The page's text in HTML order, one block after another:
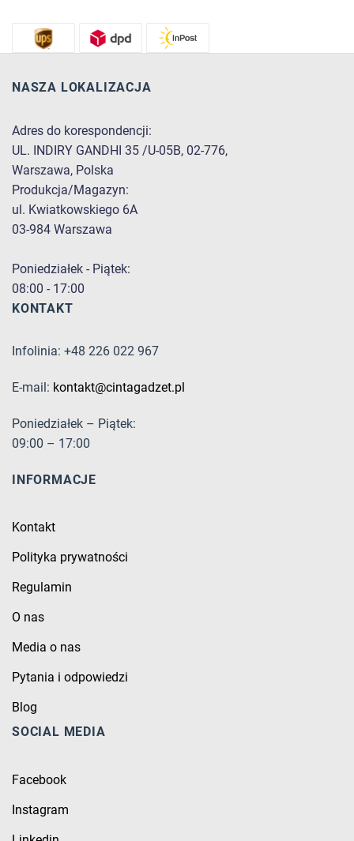
NASZA LOKALIZACJA
Adres do korespondencji:
UL. INDIRY GANDHI 35 /U-05B, 02-776,
Warszawa, Polska
Produkcja/Magazyn:
ul. Kwiatkowskiego 6A
03-984 Warszawa
Poniedziałek - Piątek:
08:00 - 17:00
KONTAKT
Infolinia: +48 226 022 967
E-mail: kontakt@cintagadzet.pl
Poniedziałek – Piątek:
09:00 – 17:00
INFORMACJE
Kontakt
Polityka prywatności
Regulamin
O nas
Media o nas
Pytania i odpowiedzi
Blog
SOCIAL MEDIA
Facebook
Instagram